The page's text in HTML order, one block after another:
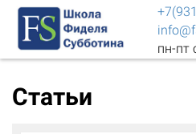
пн-пт
Статьи